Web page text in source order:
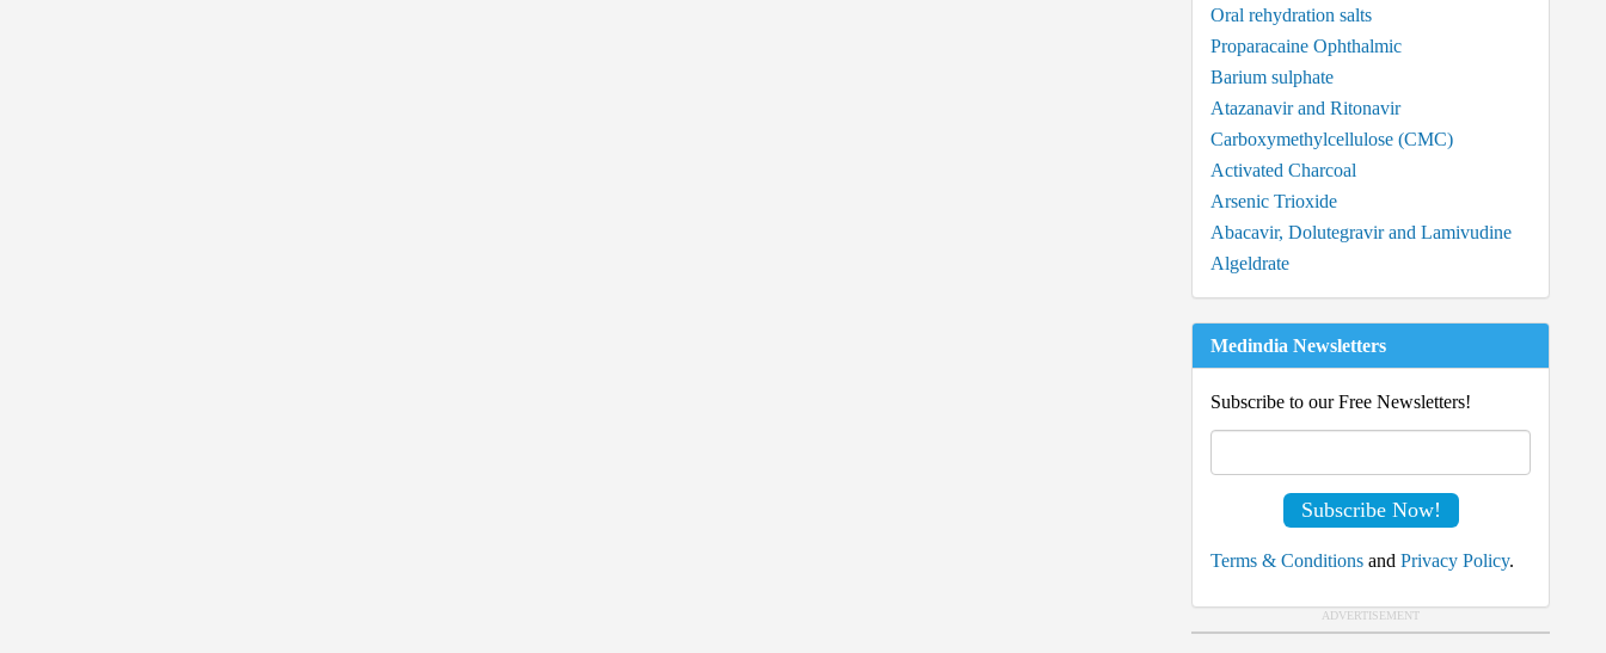
Oral rehydration salts
Proparacaine Ophthalmic
Barium sulphate
Atazanavir and Ritonavir
Carboxymethylcellulose (CMC)
Activated Charcoal
Arsenic Trioxide
Abacavir, Dolutegravir and Lamivudine
Algeldrate
Medindia Newsletters
Subscribe to our Free Newsletters!
Terms & Conditions and Privacy Policy.